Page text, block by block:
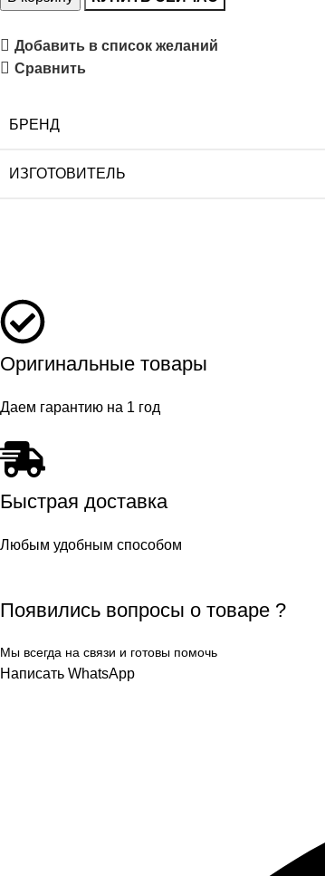
Добавить в список желаний
Сравнить
БРЕНД
ИЗГОТОВИТЕЛЬ
Оригинальные товары
Даем гарантию на 1 год
Быстрая доставка
Любым удобным способом
Появились вопросы о товаре ?
Мы всегда на связи и готовы помочь
Написать WhatsApp